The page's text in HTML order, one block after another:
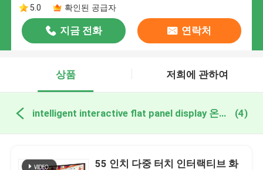
5.0
확인된 공급자
지금 전화 연락처
상품 저희에 관하여
intelligent interactive flat panel display 온라인 제조 (4)
55 인치 다중 터치 인터랙티브 화